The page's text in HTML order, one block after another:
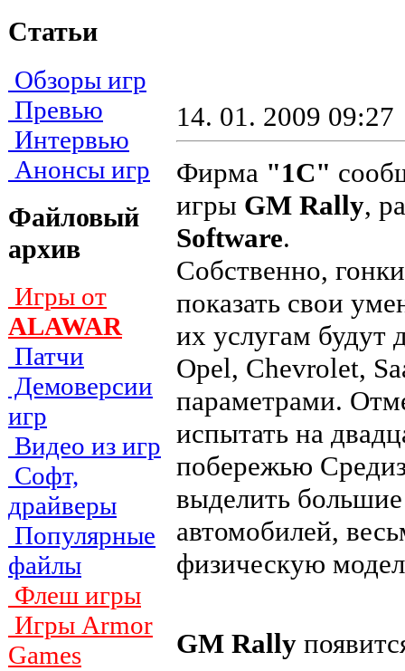
Статьи
Обзоры игр
Превью
Интервью
Анонсы игр
Файловый
архив
Игры от
ALAWAR
Патчи
Демоверсии
игр
Видео из игр
Софт,
драйверы
Популярные
файлы
Флеш игры
Игры Armor
Games
14. 01. 2009 09:27
Фирма "1С"
игры GM Rally,
Software.
Собственно,
показать свои
их услугам будут
Opel, Chevrolet,
параметрами.
испытать на
побережью
выделить
автомобилей,
физическую
GM Rally